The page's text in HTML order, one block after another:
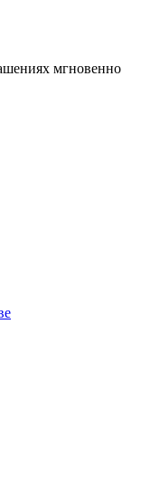
мгновенно